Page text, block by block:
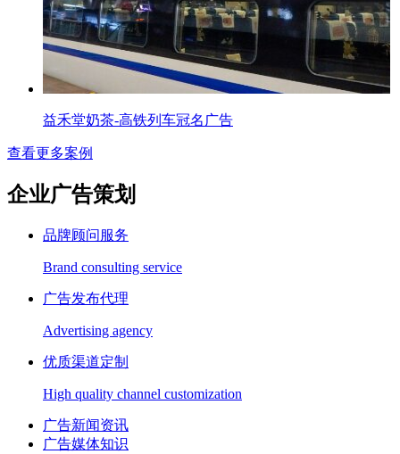
益禾堂奶茶-高铁列车冠名广告
查看更多案例
企业广告策划
品牌顾问服务
Brand consulting service
广告发布代理
Advertising agency
优质渠道定制
High quality channel customization
广告新闻资讯
广告媒体知识